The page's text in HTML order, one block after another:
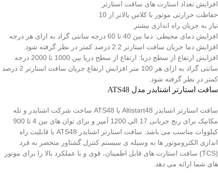
افزایش تعداد استارت های سافت استارتر
حفاظت حرارتی موتور با کلاس بالاتر از 10
نیاز به جریان راه اندازی بیشتر
افزایش دمای محیطی: دما بین 40 تا 60 درجه سانتی گراد به ازای هر درجه
افزایش دما جریان سافت استارتر 2.2 درصد کمتر در نظر گرفته شود.
افزایش ارتفاع از سطح دریا: ارتفاع از سطح دریا بین 1000 تا 2000 درجه
سانتی گراد به ازای هر 100 متر افزایش ارتفاع جریان سافت استارتر 2 درصد
کمتر در نظر گرفته شود.
سافت استارتر اشنایدر مدل ATS48
سافت استارتر اشنایدر Altistart48 یا ATS48 ساخت شرکت اشنایدر و تله
مکانیک برای رنج جریانی 17 الی 1200 آمپر و برای توان های بین 4 تا 900
کیلووات مناسب می باشد. سافت استارتر اشنایدر ATS48 با قابلیت راه
اندازی الکتروموتور ها به وسیله ی سیستم کنترل گشتاور منحصر به فرد
(TCS) سافت استارت های قابل اطمینان، قوی و با عملکرد بالا را برای موتور
های شما ارائه می دهد.